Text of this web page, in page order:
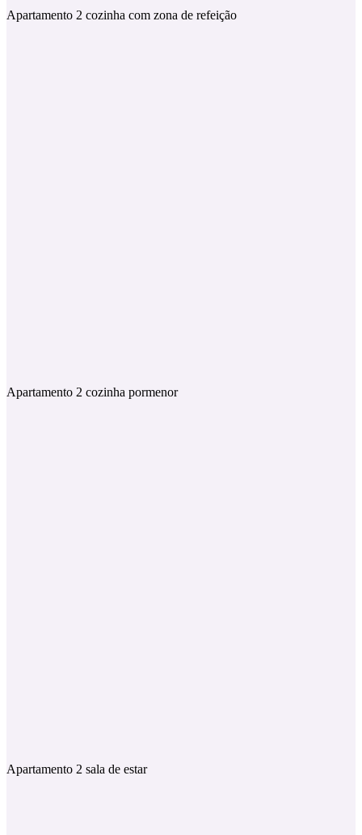
Apartamento 2 cozinha com zona de refeição
Apartamento 2 cozinha pormenor
Apartamento 2 sala de estar